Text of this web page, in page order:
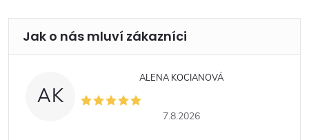
AK
ALENA KOCIANOVÁ
7.8.2026